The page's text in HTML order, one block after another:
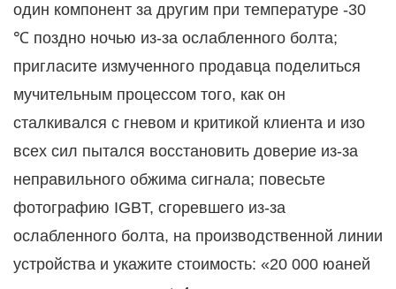
один компонент за другим при температуре -30
℃ поздно ночью из-за ослабленного болта;
пригласите измученного продавца поделиться
мучительным процессом того, как он
сталкивался с гневом и критикой клиента и изо
всех сил пытался восстановить доверие из-за
неправильного обжима сигнала; повесьте
фотографию IGBT, сгоревшего из-за
ослабленного болта, на производственной линии
устройства и укажите стоимость: «20 000 юаней